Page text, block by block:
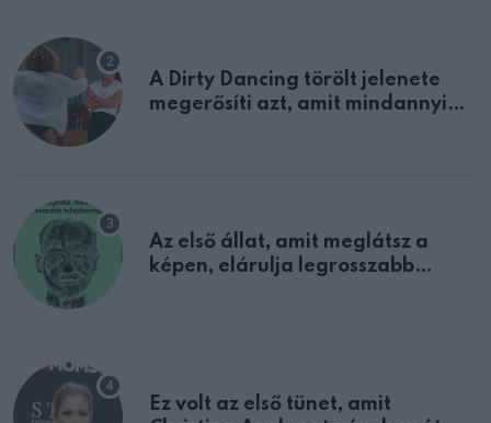
A Dirty Dancing törölt jelenete
megerősíti azt, amit mindannyian
Az első állat, amit meglátsz a
képen, elárulja legrosszabb
Ez volt az első tünet, amit